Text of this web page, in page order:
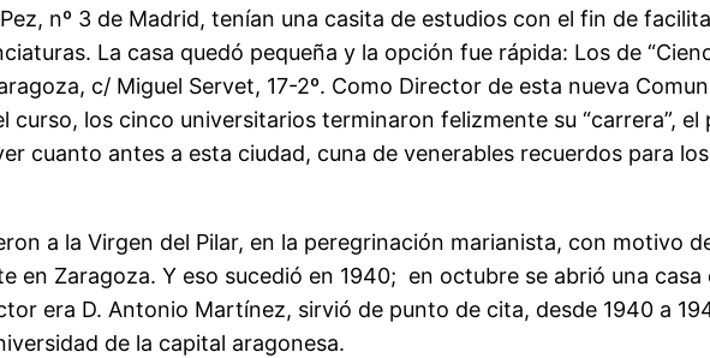
nº 3 de Madrid, tenían una casita de estudios con el fin de
La casa quedó pequeña y la opción fue rápida: Los de
c/ Miguel Servet, 17-2º. Como Director de esta nueva
curso, los cinco universitarios terminaron felizmente su “carrera”,
cuanto antes a esta ciudad, cuna de venerables recuerdos para
a la Virgen del Pilar, en la peregrinación marianista, con motivo
en Zaragoza. Y eso sucedió en 1940; en octubre se abrió una casa
era D. Antonio Martínez, sirvió de punto de cita, desde 1940 a
de la capital aragonesa.